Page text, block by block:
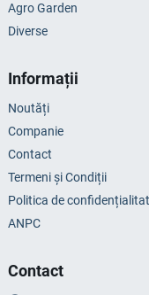
Agro Garden
Diverse
Informații
Noutăți
Companie
Contact
Termeni și Condiții
Politica de
ANPC
Contact